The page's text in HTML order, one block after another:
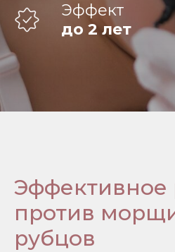
Эффект
до 2 лет
против
рубцов